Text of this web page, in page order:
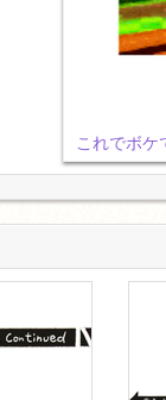
これでボケ